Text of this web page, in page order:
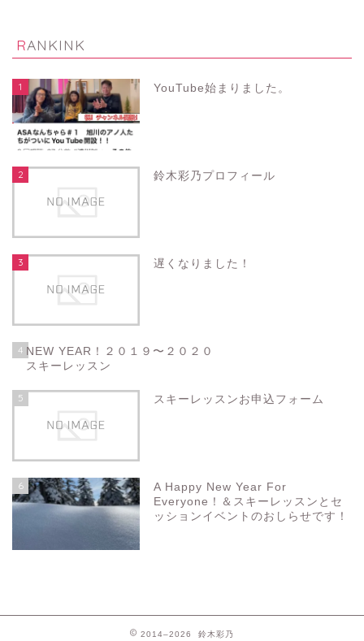
RANKINK
1 YouTube始まりました。
2 鈴木彩乃プロフィール
3 遅くなりました！
4 NEW YEAR！２０１９〜２０２０
スキーレッスン
5 スキーレッスンお申込フォーム
6
A Happy New Year For
Everyone！＆スキーレッスンとセ
ッションイベントのおしらせです！
2014–2026 鈴木彩乃